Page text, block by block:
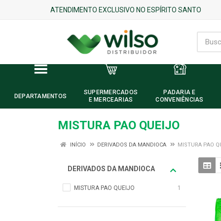
ATENDIMENTO EXCLUSIVO NO ESPÍRITO SANTO
DEPARTAMENTOS
SUPERMERCADOS
E MERCEARIAS
PADARIA E
CONVENIÊNCIAS
MISTURA PAO QUEIJO
INÍCIO DERIVADOS DA MANDIOCA MISTURA PAO
DERIVADOS DA MANDIOCA
MISTURA PAO QUEIJO 1